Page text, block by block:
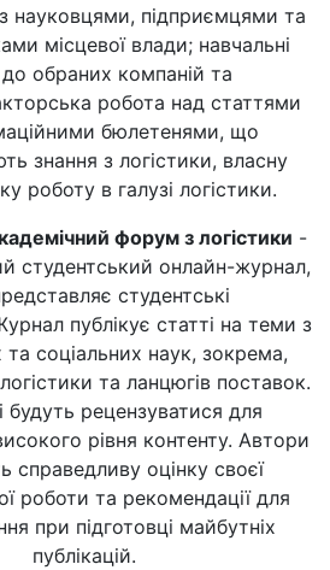
з науковцями, підприємцями та
місцевої влади; навчальні
до обраних компаній та
робота над статтями
бюлетенями, що
знання з логістики, власну
роботу в галузі логістики.
форум з логістики -
студентський онлайн-журнал,
студентські
публікує статті на теми з
та соціальних наук, зокрема,
та ланцюгів поставок.
будуть рецензуватися для
рівня контенту. Автори
справедливу оцінку своєї
роботи та рекомендації для
при підготовці майбутніх
публікацій.